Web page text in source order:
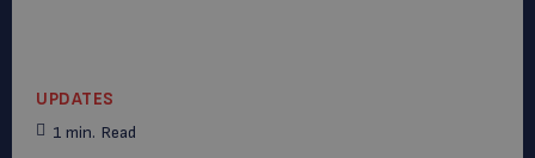
UPDATES
1 min. Read